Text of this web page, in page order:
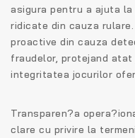
asigura pentru a ajuta
ridicate din cauza
proactive din cauza
fraudelor, protejand
integritatea jocurilor
Transparen?a
clare cu privire la